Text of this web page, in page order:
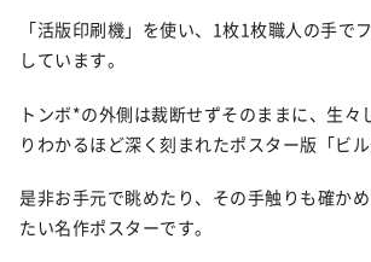
「活版印刷機」を使い、1枚1枚職人の手で
しています。
トンボ*の外側は裁断せずそのままに、生々
りわかるほど深く刻まれたポスター版「ビル
是非お手元で眺めたり、その手触りも確か
たい名作ポスターです。